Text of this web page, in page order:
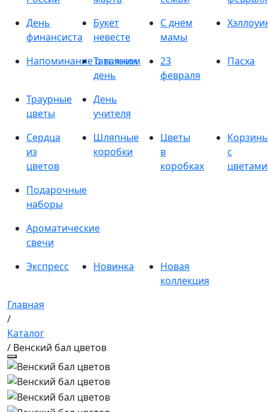
День
финансиста
Букет
невесте
С днем
мамы
Напоминание о важном
Татьянин
день
23
февраля
Пасха
Траурные
цветы
День
учителя
Сердца
из
цветов
Шляпные
коробки
Цветы
в
коробках
с
цветами
Подарочные
наборы
Ароматические
свечи
Экспресс
Новинка
Новая
коллекция
Главная
/
Каталог
/ Венский бал цветов